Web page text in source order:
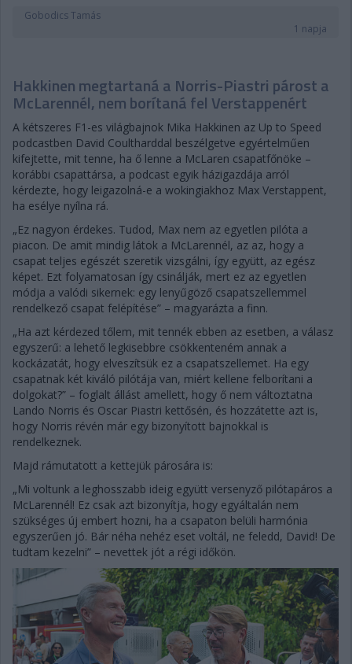
Gobodics Tamás
1 napja
Hakkinen megtartaná a Norris-Piastri párost a
McLarennél, nem borítaná fel Verstappenért
A kétszeres F1-es világbajnok Mika Hakkinen az Up to Speed
podcastben David Coultharddal beszélgetve egyértelműen
kifejtette, mit tenne, ha ő lenne a McLaren csapatfőnöke –
korábbi csapattársa, a podcast egyik házigazdája arról
kérdezte, hogy leigazolná-e a wokingiakhoz Max Verstappent,
ha esélye nyílna rá.
„Ez nagyon érdekes. Tudod, Max nem az egyetlen pilóta a
piacon. De amit mindig látok a McLarennél, az az, hogy a
csapat teljes egészét szeretik vizsgálni, így együtt, az egész
képet. Ezt folyamatosan így csinálják, mert ez az egyetlen
módja a valódi sikernek: egy lenyűgöző csapatszellemmel
rendelkező csapat felépítése” – magyarázta a finn.
„Ha azt kérdezed tőlem, mit tennék ebben az esetben, a válasz
egyszerű: a lehető legkisebbre csökkenteném annak a
kockázatát, hogy elveszítsük ez a csapatszellemet. Ha egy
csapatnak két kiváló pilótája van, miért kellene felborítani a
dolgokat?” – foglalt állást amellett, hogy ő nem változtatna
Lando Norris és Oscar Piastri kettősén, és hozzátette azt is,
hogy Norris révén már egy bizonyított bajnokkal is
rendelkeznek.
Majd rámutatott a kettejük párosára is:
„Mi voltunk a leghosszabb ideig együtt versenyző pilótapáros a
McLarennél! Ez csak azt bizonyítja, hogy egyáltalán nem
szükséges új embert hozni, ha a csapaton belüli harmónia
egyszerűen jó. Bár néha nehéz eset voltál, ne feledd, David! De
tudtam kezelni” – nevettek jót a régi időkön.